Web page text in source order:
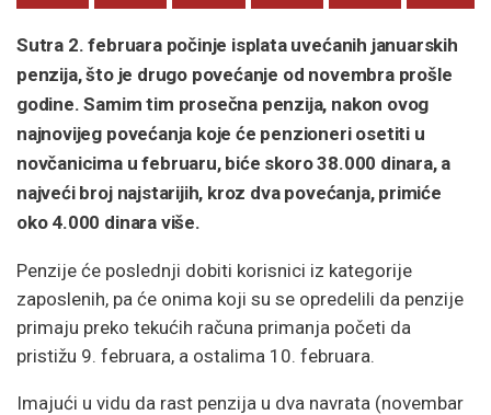
Sutra 2. februara počinje isplata uvećanih januarskih
penzija, što je drugo povećanje od novembra prošle
godine. Samim tim prosečna penzija, nakon ovog
najnovijeg povećanja koje će penzioneri osetiti u
novčanicima u februaru, biće skoro 38.000 dinara, a
najveći broj najstarijih, kroz dva povećanja, primiće
oko 4.000 dinara više.
Penzije će poslednji dobiti korisnici iz kategorije
zaposlenih, pa će onima koji su se opredelili da penzije
primaju preko tekućih računa primanja početi da
pristižu 9. februara, a ostalima 10. februara.
Imajući u vidu da rast penzija u dva navrata (novembar